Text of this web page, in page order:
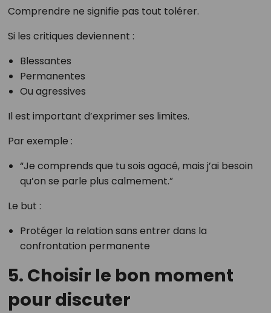
Comprendre ne signifie pas tout tolérer.
Si les critiques deviennent :
Blessantes
Permanentes
Ou agressives
Il est important d’exprimer ses limites.
Par exemple :
“Je comprends que tu sois agacé, mais j’ai besoin
qu’on se parle plus calmement.”
Le but :
Protéger la relation sans entrer dans la
confrontation permanente
5. Choisir le bon moment
pour discuter